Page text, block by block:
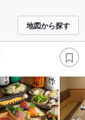
地図から探す